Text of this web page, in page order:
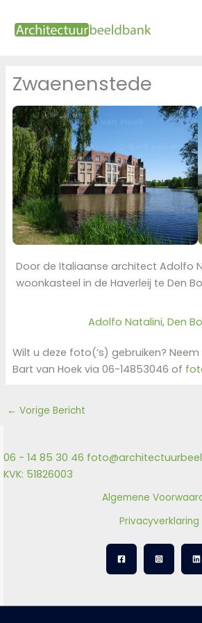
naar
Zwaenenstede
Door de Italiaanse architect Adolfo
woonkasteel in de Haverleij te Den
Adolfo Natalini, Den
Wilt u deze foto(‘s) gebruiken?
Bart van Hoek via 06-14853046 of
← Vorige Bericht
06 - 14 85 30 46
KVK: 51826003
Algemene
Privacyverklaring